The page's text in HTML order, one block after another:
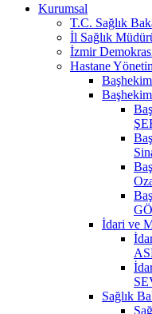
Kurumsal
T.C. Sağlık
İl Sağlık
İzmir
Hastane
Başhekim
Başhekim
İdari ve
Sağlık